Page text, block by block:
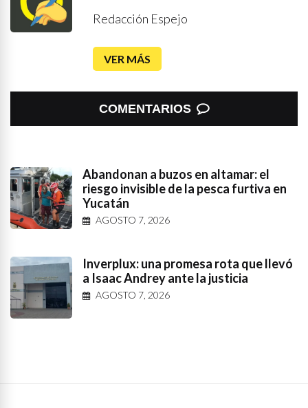
Redacción Espejo
VER MÁS
COMENTARIOS
Abandonan a buzos en altamar: el
riesgo invisible de la pesca furtiva en
Yucatán
AGOSTO 7, 2026
Inverplux: una promesa rota que llevó
a Isaac Andrey ante la justicia
AGOSTO 7, 2026